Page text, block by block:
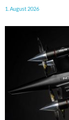
1. August 2026